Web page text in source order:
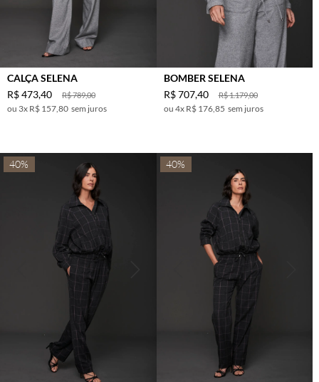
CALÇA SELENA
R$789,00
R$473,40
3x R$ 157,80 sem juros
BOMBER SELENA
R$1.179,00
R$ 707,40
4x R$ 176,85 sem juros
40% 40%